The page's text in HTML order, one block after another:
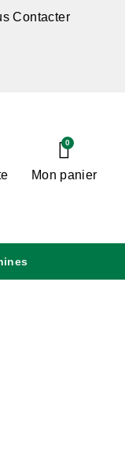
Contacter
0
Mon panier